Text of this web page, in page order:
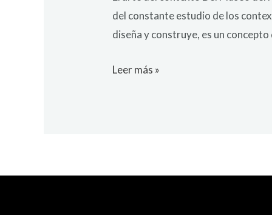
del constante estudio de los
diseña y construye, es un
Leer más »